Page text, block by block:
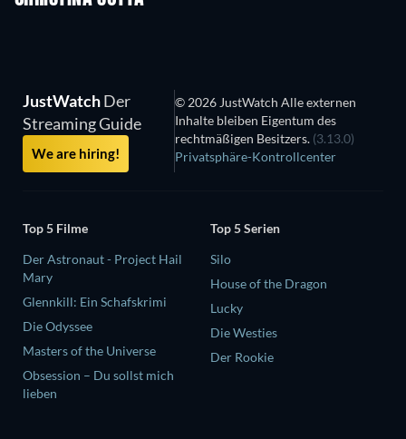
JustWatchDer
Streaming Guide
We are hiring!
© 2026 JustWatch Alle externen
Inhalte bleiben Eigentum des
rechtmäßigen Besitzers. (3.13.0)
Privatsphäre-Kontrollcenter
Top 5 Filme
Der Astronaut - Project Hail
Mary
Glennkill: Ein Schafskrimi
Die Odyssee
Masters of the Universe
Obsession – Du sollst mich
lieben
Top 5 Serien
Silo
House of the Dragon
Lucky
Die Westies
Der Rookie